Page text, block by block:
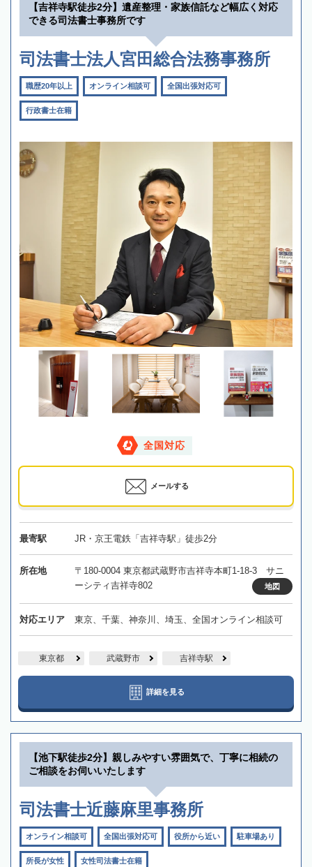
【吉祥寺駅徒歩2分】遺産整理・家族信託など幅広く対応
できる司法書士事務所です
司法書士法人宮田総合法務事務所
職歴20年以上 オンライン相談可 全国出張対応可
行政書士在籍
全国対応
メールする
最寄駅 JR・京王電鉄「吉祥寺駅」徒歩2分
所在地
〒180-0004 東京都武蔵野市吉祥寺本町1-18-3 サニ
ーシティ吉祥寺802
地図
対応エリア 東京、千葉、神奈川、埼玉、全国オンライン相談可
東京都 武蔵野市 吉祥寺駅
詳細を見る
【池下駅徒歩2分】親しみやすい雰囲気で、丁寧に相続の
ご相談をお伺いいたします
司法書士近藤麻里事務所
オンライン相談可 全国出張対応可 役所から近い 駐車場あり
所長が女性 女性司法書士在籍